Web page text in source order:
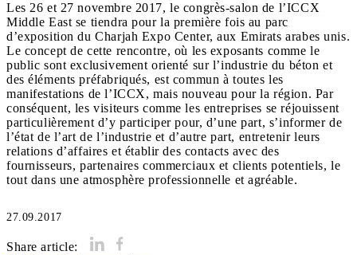
Les 26 et 27 novembre 2017, le congrès-salon de l’ICCX
Middle East se tiendra pour la première fois au parc
d’exposition du Charjah Expo Center, aux Emirats arabes unis.
Le concept de cette rencontre, où les exposants comme le
public sont exclusivement orienté sur l’industrie du béton et
des éléments préfabriqués, est commun à toutes les
manifestations de l’ICCX, mais nouveau pour la région. Par
conséquent, les visiteurs comme les entreprises se réjouissent
particulièrement d’y participer pour, d’une part, s’informer de
l’état de l’art de l’industrie et d’autre part, entretenir leurs
relations d’affaires et établir des contacts avec des
fournisseurs, partenaires commerciaux et clients potentiels, le
tout dans une atmosphère professionnelle et agréable.
27.09.2017
Share article: